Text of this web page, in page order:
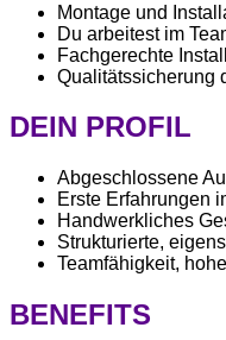
Montage und
Du arbeitest im
Fachgerechte
Qualitätssicherung
DEIN PROFIL
Abgeschlossene
Erste Erfahrungen
Handwerkliches
Strukturierte,
Teamfähigkeit,
BENEFITS